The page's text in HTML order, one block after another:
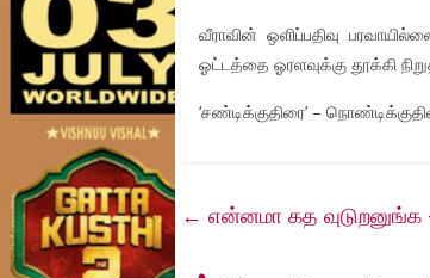
வீராவின் ஒளிப்பதிவு
ஓட்டத்தை ஓரளவுக்கு தூக்கி
‘சண்டிக்குதிரை’ –
← என்னமா கத வுடுறனுங்க